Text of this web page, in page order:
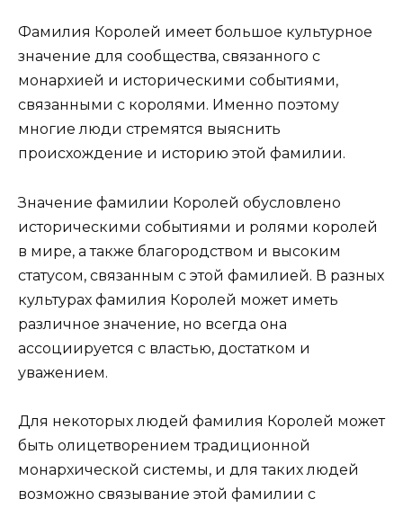
Фамилия Королей имеет большое культурное
значение для сообщества, связанного с
монархией и историческими событиями,
связанными с королями. Именно поэтому
многие люди стремятся выяснить
происхождение и историю этой фамилии.
Значение фамилии Королей обусловлено
историческими событиями и ролями королей
в мире, а также благородством и высоким
статусом, связанным с этой фамилией. В разных
культурах фамилия Королей может иметь
различное значение, но всегда она
ассоциируется с властью, достатком и
уважением.
Для некоторых людей фамилия Королей может
быть олицетворением традиционной
монархической системы, и для таких людей
возможно связывание этой фамилии с